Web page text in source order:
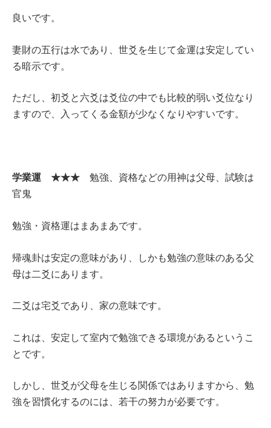
良いです。
妻財の五行は水であり、世爻を生じて金運は安定してい
る暗示です。
ただし、初爻と六爻は爻位の中でも比較的弱い爻位なり
ますので、入ってくる金額が少なくなりやすいです。
学業運 ★★★ 勉強、資格などの用神は父母、試験は
官鬼
勉強・資格運はまあまあです。
帰魂卦は安定の意味があり、しかも勉強の意味のある父
母は二爻にあります。
二爻は宅爻であり、家の意味です。
これは、安定して室内で勉強できる環境があるというこ
とです。
しかし、世爻が父母を生じる関係ではありますから、勉
強を習慣化するのには、若干の努力が必要です。